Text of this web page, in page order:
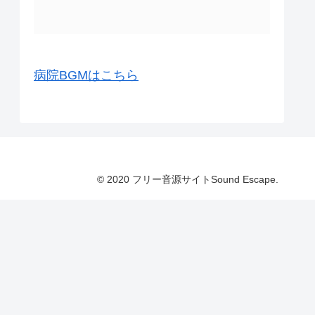
病院BGMはこちら
© 2020 フリー音源サイトSound Escape.